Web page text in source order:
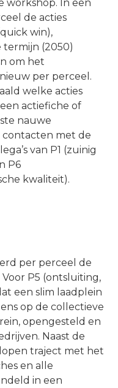
workshop. In een
de acties
win),
(2050)
om het
per perceel.
welke acties
actiefiche of
nauwe
met de
van P1 (zuinig
P6
kwaliteit).
per perceel de
P5 (ontsluiting,
een slim laadplein
op de collectieve
opengesteld en
Naast de
traject met het
en alle
in een